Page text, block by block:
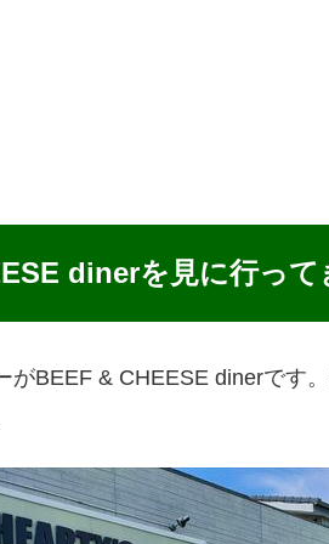
dinerを見に行って
がBEEF & CHEESE dinerです